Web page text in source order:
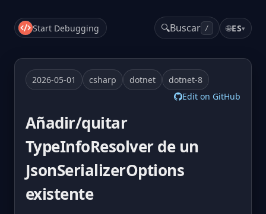
Start Debugging 🔍Buscar / 🌐ES▾
2026-05-01 csharp dotnet
dotnet-8
Edit on GitHub
Añadir/quitar
TypeInfoResolver de un
JsonSerializerOptions
existente